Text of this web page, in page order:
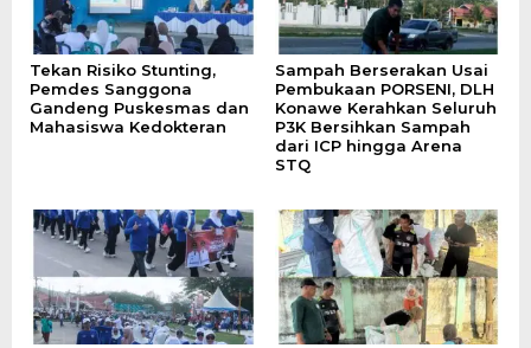
Tekan Risiko Stunting,
Pemdes Sanggona
Gandeng Puskesmas dan
Mahasiswa Kedokteran
Sampah Berserakan Usai
Pembukaan PORSENI, DLH
Konawe Kerahkan Seluruh
P3K Bersihkan Sampah
dari ICP hingga Arena
STQ